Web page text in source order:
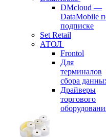
DMcloud —
DataMobile
подписке
Set Retail
АТОЛ
Frontol
Для
терминалов
сбора
Драйверы
торгового